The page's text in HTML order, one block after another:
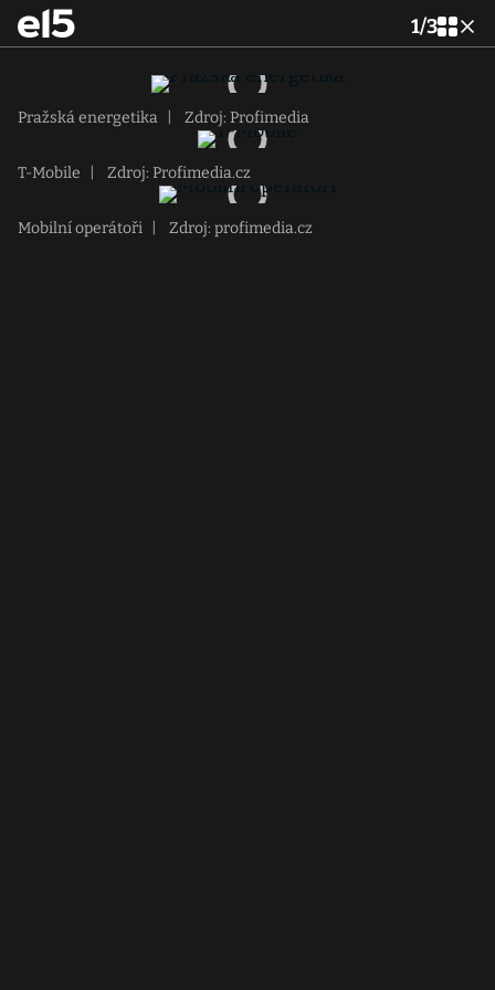
1/3
Pražská energetika Zdroj: Profimedia
T-Mobile Zdroj: Profimedia.cz
Mobilní operátoři Zdroj: profimedia.cz